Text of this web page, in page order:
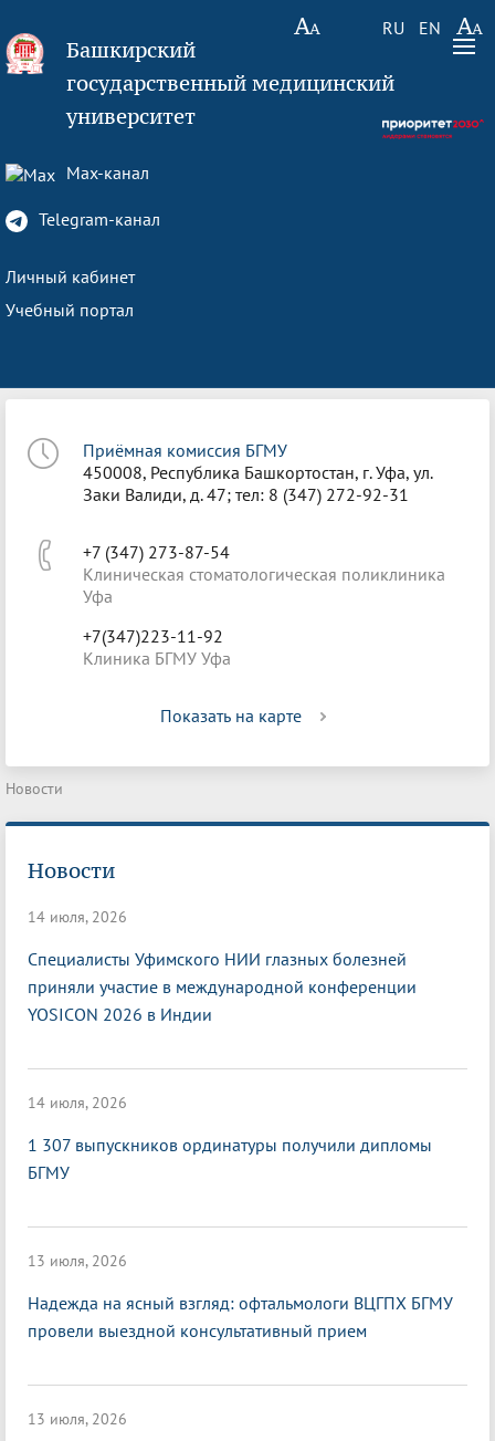
RU EN
Башкирский
государственный медицинский
университет
Max-канал
Telegram-канал
Личный кабинет
Учебный портал
Приёмная комиссия БГМУ
450008, Республика Башкортостан, г. Уфа, ул.
Заки Валиди, д. 47; тел: 8 (347) 272-92-31
+7 (347) 273-87-54
Клиническая стоматологическая поликлиника
Уфа
+7(347)223-11-92
Клиника БГМУ Уфа
Показать на карте
Новости
Новости
14 июля, 2026
Специалисты Уфимского НИИ глазных болезней
приняли участие в международной конференции
YOSICON 2026 в Индии
14 июля, 2026
1 307 выпускников ординатуры получили дипломы
БГМУ
13 июля, 2026
Надежда на ясный взгляд: офтальмологи ВЦГПХ БГМУ
провели выездной консультативный прием
13 июля, 2026